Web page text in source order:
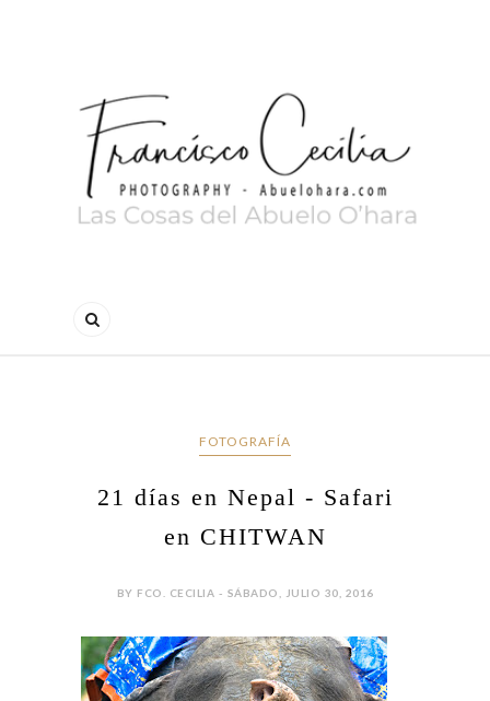
FOTOGRAFÍA
21 días en Nepal - Safari
en CHITWAN
BY FCO. CECILIA - SÁBADO, JULIO 30, 2016